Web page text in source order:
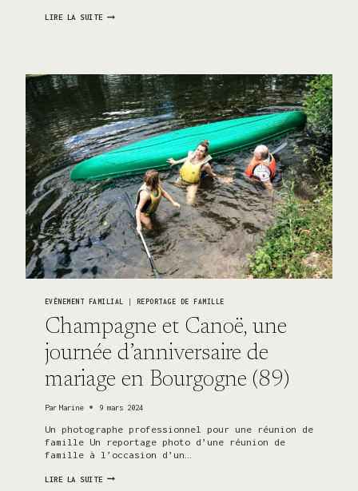
LIRE LA SUITEUN
HAUTS
DE
SEINE
(92)
EVÈNEMENT FAMILIAL REPORTAGE DE FAMILLE
Champagne et Canoë, une
journée d’anniversaire de
mariage en Bourgogne (89)
Par Marine 9 mars 2024
Un photographe professionnel pour une réunion de
famille Un reportage photo d’une réunion de
famille à l’occasion d’un…
LIRE LA SUITECHAMPAGNE